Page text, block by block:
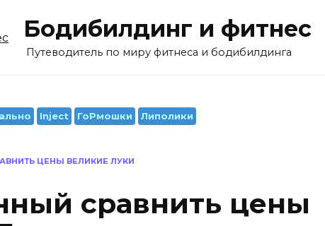
Бодибилдинг и фитнес
Путеводитель по миру фитнеса и бодибилдинга
Inject ГоРмошки Липолики
ЦЕНЫ ВЕЛИКИЕ ЛУКИ
сравнить цены